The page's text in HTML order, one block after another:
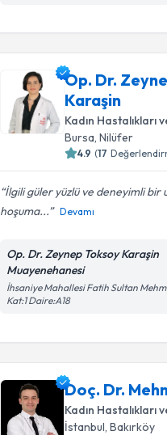
Op. Dr.
Karaşin
Kadın Hastalıkları
Bursa , Nilüfer
4.9 (17
İlgili güler yüzlü ve deneyimli bir
hoşuma...
Devamı
Op. Dr. Zeynep Toksoy Karaşin
Muayenehanesi
İhsaniye Mahallesi Fatih Sultan
Kat:1 Daire:A18
Doç. Dr.
Kadın Hastalıkları
İstanbul , Bakırköy